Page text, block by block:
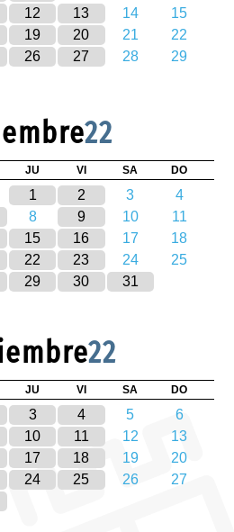
12 13 14
15
19 20 21
22
26 27 28
29
22
JU VI SA DO
1 2 3
4
8 9 10
11
15 16 17
18
22 23 24
25
29 30 31
22
JU VI SA DO
3 4 5
6
10 11 12
13
17 18 19
20
24 25 26
27